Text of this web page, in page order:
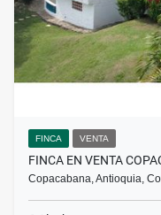
FINCA VENTA
FINCA EN VENTA
Copacabana, Antioquia,